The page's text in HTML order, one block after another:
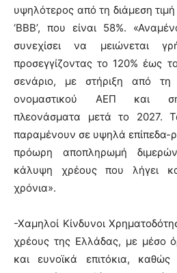
υψηλότερος από τη διάμεση
‘BBB’, που είναι 58%.
συνεχίσει να μειώνεται
προσεγγίζοντας το 120% έως
σενάριο, με στήριξη από
ονομαστικού ΑΕΠ και
πλεονάσματα μετά το 2027.
παραμένουν σε υψηλά επίπεδα-
πρόωρη αποπληρωμή
κάλυψη χρέους που λήγει
χρόνια».
-Χαμηλοί Κίνδυνοι
χρέους της Ελλάδας, με μέσο
και ευνοϊκά επιτόκια,